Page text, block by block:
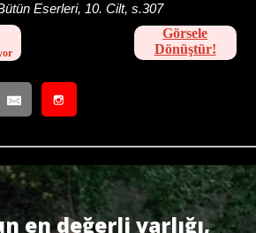
Eserleri, 10. Cilt, s.307
Görsele
Dönüştür!
en değerli varlığı,